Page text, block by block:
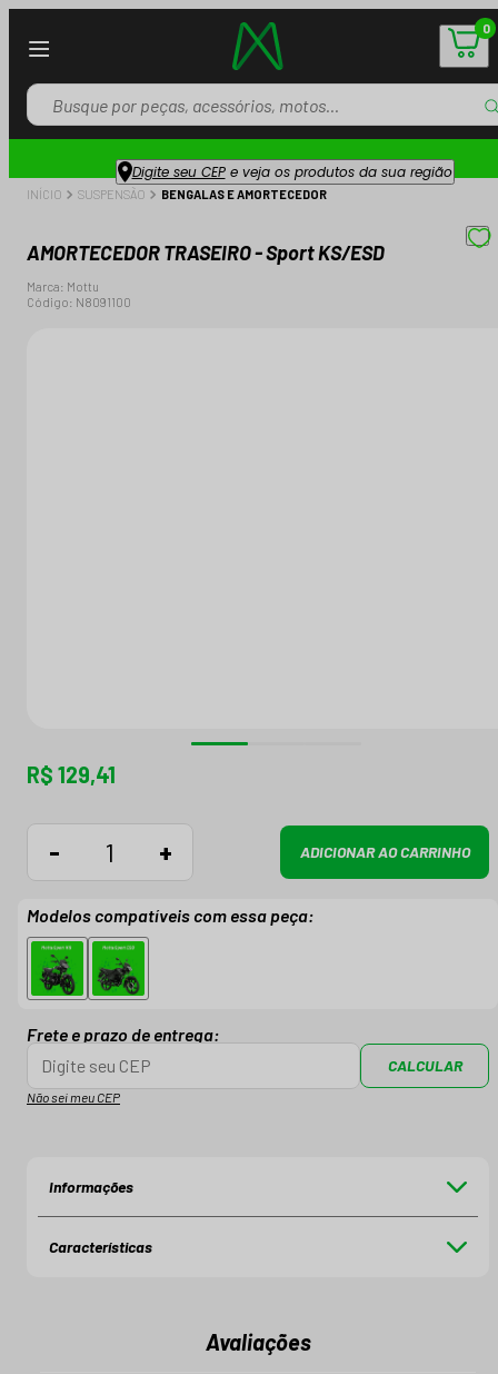
0
Digite seu CEPe veja os produtos da sua região
INÍCIO SUSPENSÃO BENGALAS E AMORTECEDOR
AMORTECEDOR TRASEIRO - Sport KS/ESD
Marca: Mottu
Código: N8091100
R$ 129,41
- + ADICIONAR AO CARRINHO
Modelos compatíveis com essa peça:
Frete e prazo de entrega:
CALCULAR
Não sei meu CEP
Informações
Características
Avaliações